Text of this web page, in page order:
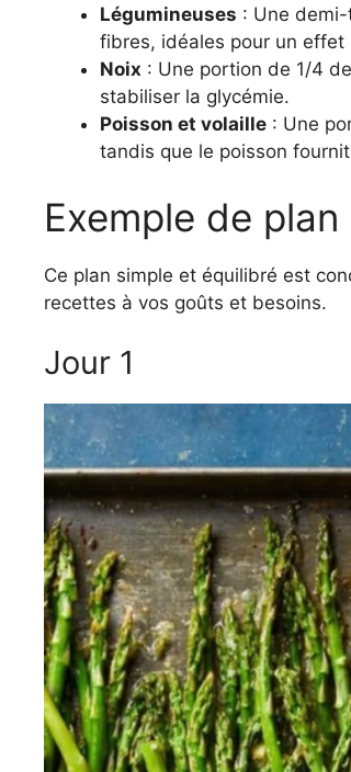
Légumineuses : Une
fibres, idéales pour un effet
Noix : Une portion de 1/4
stabiliser la glycémie.
Poisson et volaille : Une
tandis que le poisson
Exemple de
Ce plan simple et équilibré est
recettes à vos goûts et besoins.
Jour 1